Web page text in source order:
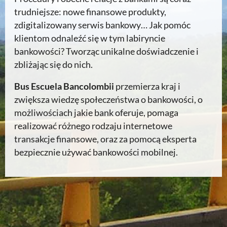
trudniejsze: nowe finansowe produkty,
zdigitalizowany serwis bankowy… Jak pomóc
klientom odnaleźć się w tym labiryncie
bankowości? Tworząc unikalne doświadczenie i
zbliżając się do nich.
Bus Escuela Bancolombii przemierza kraj i
zwiększa wiedzę społeczeństwa o bankowości, o
możliwościach jakie bank oferuje, pomaga
realizować różnego rodzaju internetowe
transakcje finansowe, oraz za pomocą eksperta
bezpiecznie używać bankowości mobilnej.